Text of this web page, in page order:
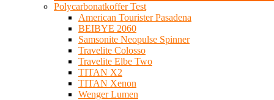
Polycarbonatkoffer Test
American Tourister Pasadena
BEIBYE 2060
Samsonite Neopulse Spinner
Travelite Colosso
Travelite Elbe Two
TITAN X2
TITAN Xenon
Wenger Lumen